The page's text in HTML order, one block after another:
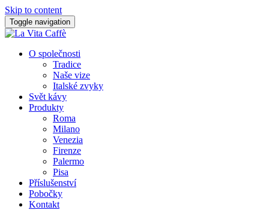
Skip to content
Toggle navigation
O společnosti
Tradice
Naše vize
Italské zvyky
Svět kávy
Produkty
Roma
Milano
Venezia
Firenze
Palermo
Pisa
Příslušenství
Pobočky
Kontakt